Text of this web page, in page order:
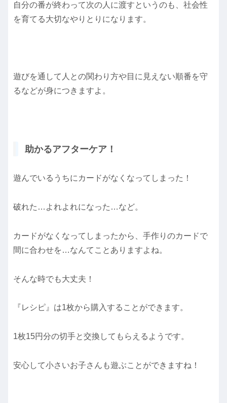
自分の番が終わって次の人に渡すというのも、社会性
を育てる大切なやりとりになります。
遊びを通して人との関わり方や目に見えない順番を守
るなどが身につきますよ。
助かるアフターケア！
遊んでいるうちにカードがなくなってしまった！
破れた…よれよれになった…など。
カードがなくなってしまったから、手作りのカードで
間に合わせを…なんてことありますよね。
そんな時でも大丈夫！
『レシピ』は1枚から購入することができます。
1枚15円分の切手と交換してもらえるようです。
安心して小さいお子さんも遊ぶことができますね！